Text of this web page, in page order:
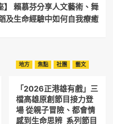
】 賴慕芬分享人文藝術、舞
及生命經驗中如何自我療癒
地方 焦點 社團 藝文
「2026正港雄有戲」三
檔高雄原創節目接力登
場 從親子冒險、都會情
感到生命思辨 系列節目